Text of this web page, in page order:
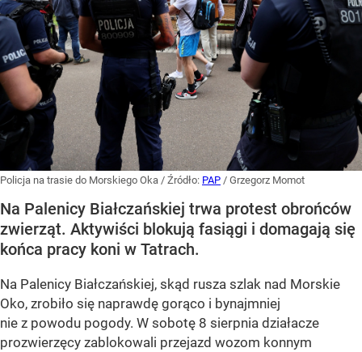
Policja na trasie do Morskiego Oka / Źródło: PAP / Grzegorz Momot
Na Palenicy Białczańskiej trwa protest obrońców
zwierząt. Aktywiści blokują fasiągi i domagają się
końca pracy koni w Tatrach.
Na Palenicy Białczańskiej, skąd rusza szlak nad Morskie
Oko, zrobiło się naprawdę gorąco i bynajmniej
nie z powodu pogody. W sobotę 8 sierpnia działacze
prozwierzęcy zablokowali przejazd wozom konnym